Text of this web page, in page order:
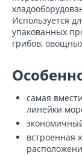
Используется
упакованных
грибов,
самая
линейки
встроенная